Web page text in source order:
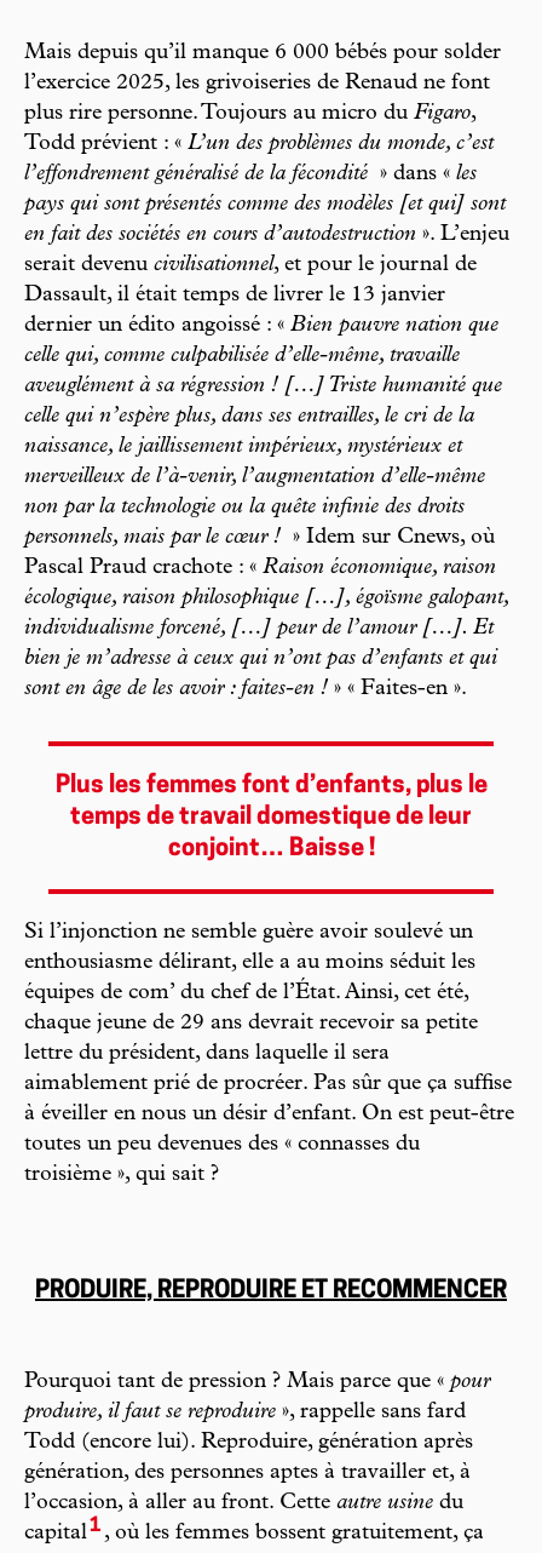
Mais depuis qu’il manque 6 000 bébés pour solder
l’exercice 2025, les grivoiseries de Renaud ne font
plus rire personne. Toujours au micro du Figaro,
Todd prévient : « L’un des problèmes du monde, c’est
l’effondrement généralisé de la fécondité » dans « les
pays qui sont présentés comme des modèles [et qui] sont
en fait des sociétés en cours d’autodestruction ». L’enjeu
serait devenu civilisationnel, et pour le journal de
Dassault, il était temps de livrer le 13 janvier
dernier un édito angoissé : « Bien pauvre nation que
celle qui, comme culpabilisée d’elle-même, travaille
aveuglément à sa régression ! […] Triste humanité que
celle qui n’espère plus, dans ses entrailles, le cri de la
naissance, le jaillissement impérieux, mystérieux et
merveilleux de l’à-venir, l’augmentation d’elle-même
non par la technologie ou la quête infinie des droits
personnels, mais par le cœur ! » Idem sur Cnews, où
Pascal Praud crachote : « Raison économique, raison
écologique, raison philosophique […], égoïsme galopant,
individualisme forcené, […] peur de l’amour […]. Et
bien je m’adresse à ceux qui n’ont pas d’enfants et qui
sont en âge de les avoir : faites-en ! » « Faites-en ».
Plus les femmes font d’enfants, plus le
temps de travail domestique de leur
conjoint… Baisse !
Si l’injonction ne semble guère avoir soulevé un
enthousiasme délirant, elle a au moins séduit les
équipes de com’ du chef de l’État. Ainsi, cet été,
chaque jeune de 29 ans devrait recevoir sa petite
lettre du président, dans laquelle il sera
aimablement prié de procréer. Pas sûr que ça suffise
à éveiller en nous un désir d’enfant. On est peut-être
toutes un peu devenues des « connasses du
troisième », qui sait ?
PRODUIRE, REPRODUIRE ET RECOMMENCER
Pourquoi tant de pression ? Mais parce que « pour
produire, il faut se reproduire », rappelle sans fard
Todd (encore lui). Reproduire, génération après
génération, des personnes aptes à travailler et, à
l’occasion, à aller au front. Cette autre usine du
capital1 , où les femmes bossent gratuitement, ça